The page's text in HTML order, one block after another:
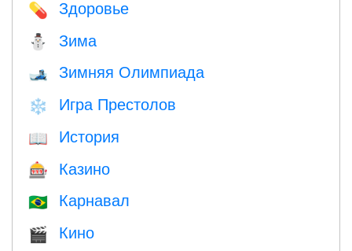
💊 Здоровье
⛄ Зима
🎿 Зимняя Олимпиада
❄️ Игра Престолов
📖 История
🎰 Казино
🇧🇷 Карнавал
🎬 Кино